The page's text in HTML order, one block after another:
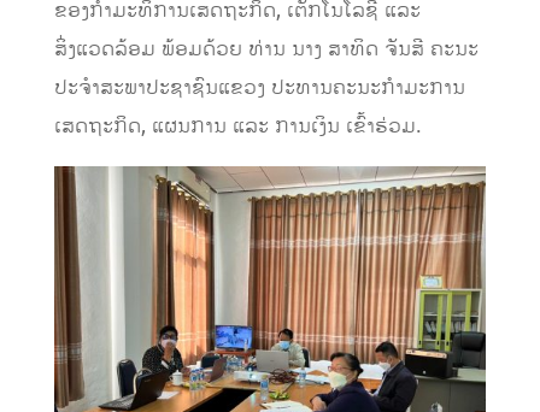
ຂອງກຳມະທິການເສດຖະກິດ, ເຕັກໂນໂລຊີ ແລະ
ສິ່ງແວດລ້ອມ ພ້ອມດ້ວຍ ທ່ານ ນາງ ສາທິດ ຈັນສີ ຄະນະ
ປະຈໍາສະພາປະຊາຊົນແຂວງ ປະທານຄະນະກຳມະການ
ເສດຖະກິດ, ແຜນການ ແລະ ການເງິນ ເຂົ້າຮ່ວມ.